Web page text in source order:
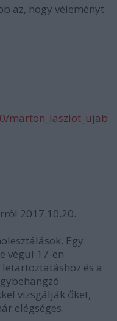
az, hogy véleményt
marton_laszlot_ujab
2017.10.20.
Egy
végül 17-en
és a
vizsgálják őket,
elégséges.